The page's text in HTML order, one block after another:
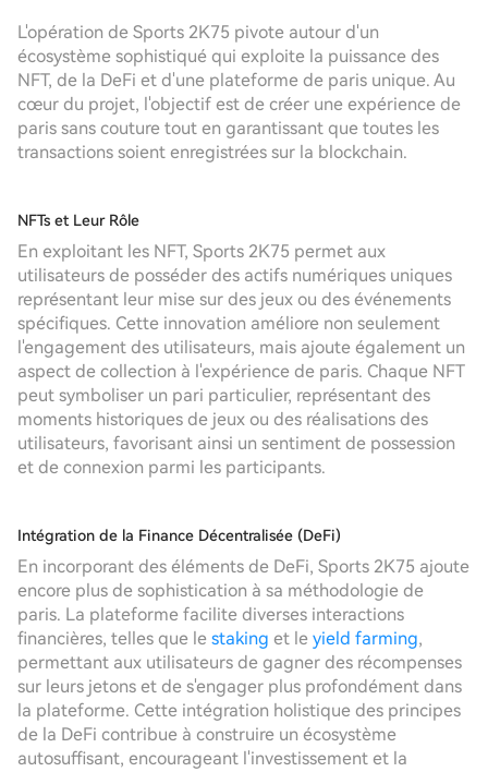
L'opération de Sports 2K75 pivote autour d'un
écosystème sophistiqué qui exploite la puissance des
NFT, de la DeFi et d'une plateforme de paris unique. Au
cœur du projet, l'objectif est de créer une expérience de
paris sans couture tout en garantissant que toutes les
transactions soient enregistrées sur la blockchain.
NFTs et Leur Rôle
En exploitant les NFT, Sports 2K75 permet aux
utilisateurs de posséder des actifs numériques uniques
représentant leur mise sur des jeux ou des événements
spécifiques. Cette innovation améliore non seulement
l'engagement des utilisateurs, mais ajoute également un
aspect de collection à l'expérience de paris. Chaque NFT
peut symboliser un pari particulier, représentant des
moments historiques de jeux ou des réalisations des
utilisateurs, favorisant ainsi un sentiment de possession
et de connexion parmi les participants.
Intégration de la Finance Décentralisée (DeFi)
En incorporant des éléments de DeFi, Sports 2K75 ajoute
encore plus de sophistication à sa méthodologie de
paris. La plateforme facilite diverses interactions
financières, telles que le staking et le yield farming,
permettant aux utilisateurs de gagner des récompenses
sur leurs jetons et de s'engager plus profondément dans
la plateforme. Cette intégration holistique des principes
de la DeFi contribue à construire un écosystème
autosuffisant, encourageant l'investissement et la